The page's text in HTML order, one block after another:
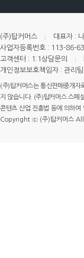
(주)탑커머스 대표자 :
사업자등록번호 : 113-86-
고객센터 : 1:1상담문의
개인정보보호책임자 : 관
(주)탑커머스는 통신판매중개자
지 않습니다. (주)탑커머스 스페
콘텐츠 산업 진흥법 등에 의하여
Copyright ⓒ (주)탑커머스